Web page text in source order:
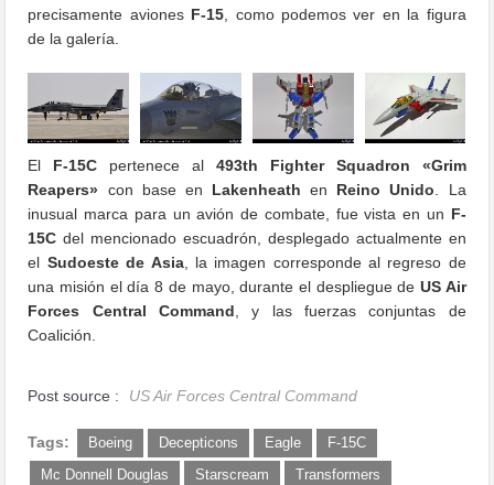
precisamente aviones F-15 , como podemos ver en la figura
de la galería.
El F-15C pertenece al 493th Fighter Squadron «Grim
Reapers» con base en Lakenheath en Reino Unido . La
inusual marca para un avión de combate, fue vista en un F-
15C del mencionado escuadrón, desplegado actualmente en
el Sudoeste de Asia, la imagen corresponde al regreso de
una misión el día 8 de mayo, durante el despliegue de US Air
Forces Central Command , y las fuerzas conjuntas de
Coalición.
Post source : US Air Forces Central Command
Tags: Boeing Decepticons Eagle
F-15C
Mc Donnell Douglas
Starscream
Transformers